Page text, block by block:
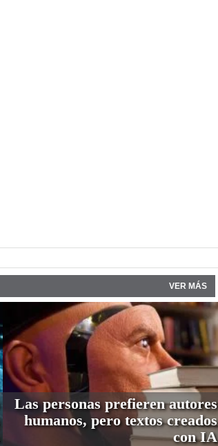
VER MÁS
Las personas prefieren autores
humanos, pero textos creados
con IA